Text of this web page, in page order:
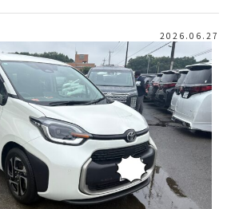
2026.06.27